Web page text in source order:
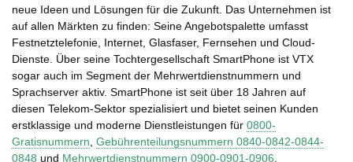
neue Ideen und Lösungen für die Zukunft. Das Unternehmen ist
auf allen Märkten zu finden: Seine Angebotspalette umfasst
Festnetztelefonie, Internet, Glasfaser, Fernsehen und Cloud-
Dienste. Über seine Tochtergesellschaft SmartPhone ist VTX
sogar auch im Segment der Mehrwertdienstnummern und
Sprachserver aktiv. SmartPhone ist seit über 18 Jahren auf
diesen Telekom-Sektor spezialisiert und bietet seinen Kunden
erstklassige und moderne Dienstleistungen für 0800-
Gratisnummern Gebührenteilungsnummern 0840-0842-0844-
0848 und Mehrwertdienstnummern 0900-0901-0906